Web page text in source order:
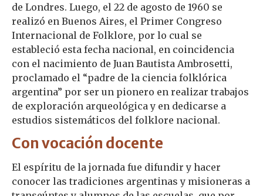
de Londres. Luego, el 22 de agosto de 1960 se
realizó en Buenos Aires, el Primer Congreso
Internacional de Folklore, por lo cual se
estableció esta fecha nacional, en coincidencia
con el nacimiento de Juan Bautista Ambrosetti,
proclamado el “padre de la ciencia folklórica
argentina” por ser un pionero en realizar trabajos
de exploración arqueológica y en dedicarse a
estudios sistemáticos del folklore nacional.
Con vocación docente
El espíritu de la jornada fue difundir y hacer
conocer las tradiciones argentinas y misioneras a